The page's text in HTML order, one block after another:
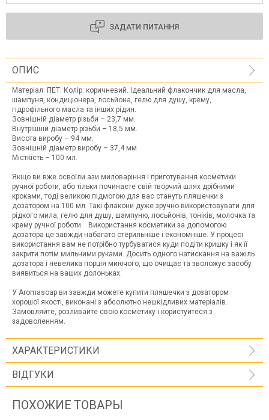
ЗАДАТИ ПИТАННЯ
ОПИС
Матеріал: ПЕТ. Колір: коричневий. Ідеальний флакончик для масла,
шампуня, кондиціонера, лосьйона, гелю для душу, крему,
гідрофільного масла та інших рідин.
Зовнішній діаметр різьби – 23,7 мм.
Внутрішній діаметр різьби – 18,5 мм.
Висота виробу – 94 мм.
Зовнішній діаметр виробу – 37,4 мм.
Місткість – 100 мл.
Якщо ви вже освоїли ази миловаріння і приготування косметики
ручної роботи, або тільки починаєте свій творчий шлях дрібними
кроками, тоді великою підмогою для вас стануть пляшечки з
дозатором на 100 мл. Такі флакони дуже зручно використовувати для
рідкого мила, гелю для душу, шампуню, лосьйонів, тоніків, молочка та
крему ручної роботи. Використання косметики за допомогою
дозатора це завжди набагато стерильніше і економніше. У процесі
використання вам не потрібно турбуватися куди подіти кришку і як її
закрити потім мильними руками. Досить одного натискання на важіль
дозатора і невелика порція миючого, що очищає та зволожує засобу
виявиться на ваших долоньках.
У Aromasoap ви завжди можете купити пляшечки з дозатором
хорошої якості, виконані з абсолютно нешкідливих матеріалів.
Замовляйте, розливайте свою косметику і користуйтеся з
задоволенням.
ХАРАКТЕРИСТИКИ
ВІДГУКИ
ПОХОЖИЕ ТОВАРЫ